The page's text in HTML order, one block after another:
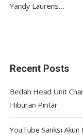
Yandy Laurens…
Recent Posts
Bedah Head Unit
Hiburan Pintar
YouTube Sanksi